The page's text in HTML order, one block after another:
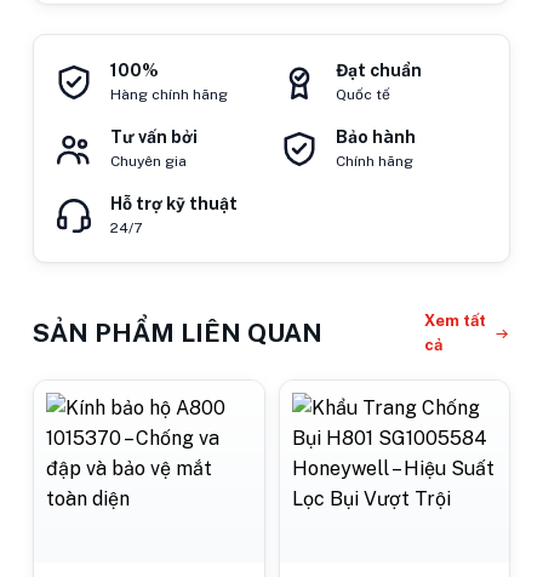
100%
Hàng chính hãng
Đạt chuẩn
Quốc tế
Tư vấn bởi
Chuyên gia
Bảo hành
Chính hãng
Hỗ trợ kỹ thuật
24/7
SẢN PHẨM LIÊN QUAN
Xem tất
cả